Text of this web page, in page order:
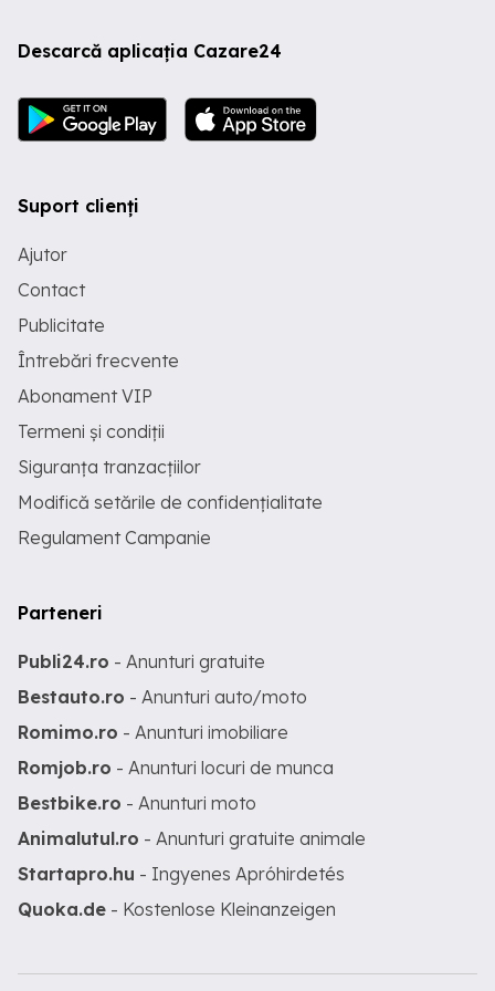
Descarcă aplicația Cazare24
Suport clienți
Ajutor
Contact
Publicitate
Întrebări frecvente
Abonament VIP
Termeni și condiții
Siguranța tranzacțiilor
Modifică setările de confidențialitate
Regulament Campanie
Parteneri
Publi24.ro - Anunturi gratuite
Bestauto.ro - Anunturi auto/moto
Romimo.ro - Anunturi imobiliare
Romjob.ro - Anunturi locuri de munca
Bestbike.ro - Anunturi moto
Animalutul.ro - Anunturi gratuite animale
Startapro.hu - Ingyenes Apróhirdetés
Quoka.de - Kostenlose Kleinanzeigen